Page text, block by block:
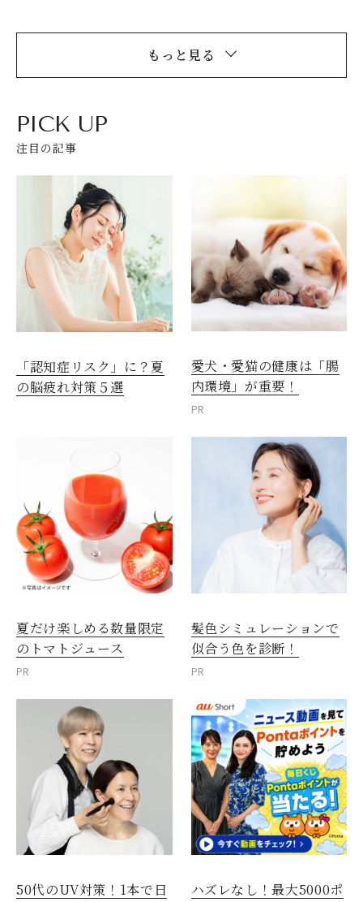
もっと見る
PICK UP
注目の記事
「認知症リスク」に？夏
の脳疲れ対策５選
愛犬・愛猫の健康は「腸
内環境」が重要！
PR
夏だけ楽しめる数量限定
のトマトジュース
PR
髪色シミュレーションで
似合う色を診断！
PR
50代のUV対策！1本で日
ハズレなし！最大5000ポ